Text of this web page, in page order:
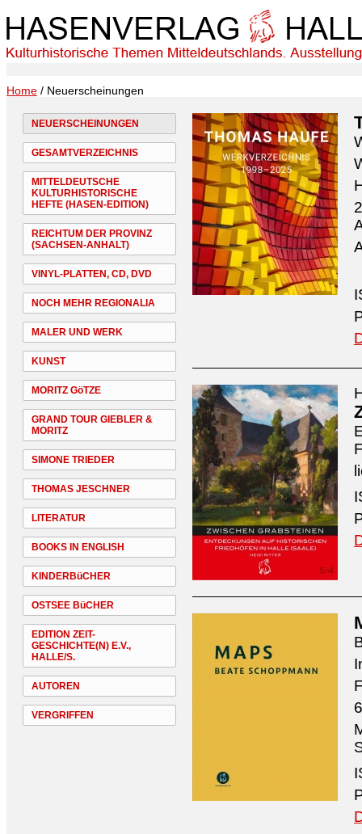
Home / Neuerscheinungen
NEUERSCHEINUNGEN
GESAMTVERZEICHNIS
MITTELDEUTSCHE
KULTURHISTORISCHE
HEFTE (HASEN-EDITION)
REICHTUM DER PROVINZ
(SACHSEN-ANHALT)
VINYL-PLATTEN, CD, DVD
NOCH MEHR REGIONALIA
MALER UND WERK
KUNST
MORITZ GöTZE
GRAND TOUR GIEBLER &
MORITZ
SIMONE TRIEDER
THOMAS JESCHNER
LITERATUR
BOOKS IN ENGLISH
KINDERBüCHER
OSTSEE BüCHER
EDITION ZEIT-
GESCHICHTE(N) E.V.,
HALLE/S.
AUTOREN
VERGRIFFEN